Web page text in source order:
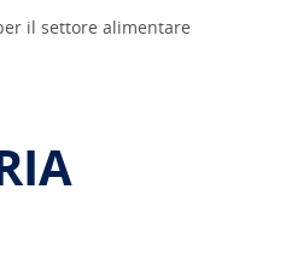
il settore alimentare